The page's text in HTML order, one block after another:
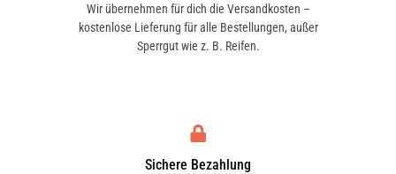
Wir übernehmen für dich die Versandkosten –
kostenlose Lieferung für alle Bestellungen, außer
Sperrgut wie z. B. Reifen.
Sichere Bezahlung